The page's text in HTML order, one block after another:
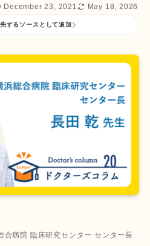
December 23, 2021 May 18, 2026
するソースとして追加
合病院 臨床研究センター センター長